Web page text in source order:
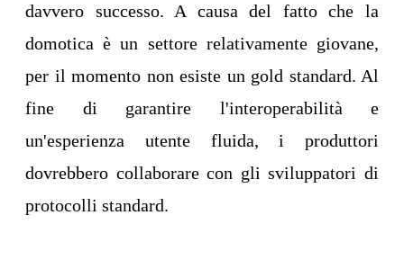
davvero successo. A causa del fatto che la
domotica è un settore relativamente giovane,
per il momento non esiste un gold standard. Al
fine di garantire l'interoperabilità e
un'esperienza utente fluida, i produttori
dovrebbero collaborare con gli sviluppatori di
protocolli standard.